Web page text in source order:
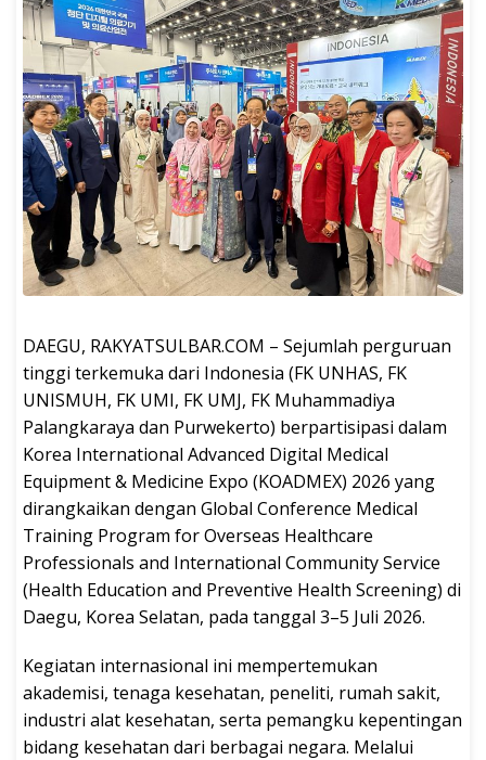
DAEGU, RAKYATSULBAR.COM – Sejumlah perguruan
tinggi terkemuka dari Indonesia (FK UNHAS, FK
UNISMUH, FK UMI, FK UMJ, FK Muhammadiya
Palangkaraya dan Purwekerto) berpartisipasi dalam
Korea International Advanced Digital Medical
Equipment & Medicine Expo (KOADMEX) 2026 yang
dirangkaikan dengan Global Conference Medical
Training Program for Overseas Healthcare
Professionals and International Community Service
(Health Education and Preventive Health Screening) di
Daegu, Korea Selatan, pada tanggal 3–5 Juli 2026.
Kegiatan internasional ini mempertemukan
akademisi, tenaga kesehatan, peneliti, rumah sakit,
industri alat kesehatan, serta pemangku kepentingan
bidang kesehatan dari berbagai negara. Melalui